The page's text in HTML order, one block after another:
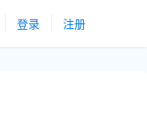
登录 注册